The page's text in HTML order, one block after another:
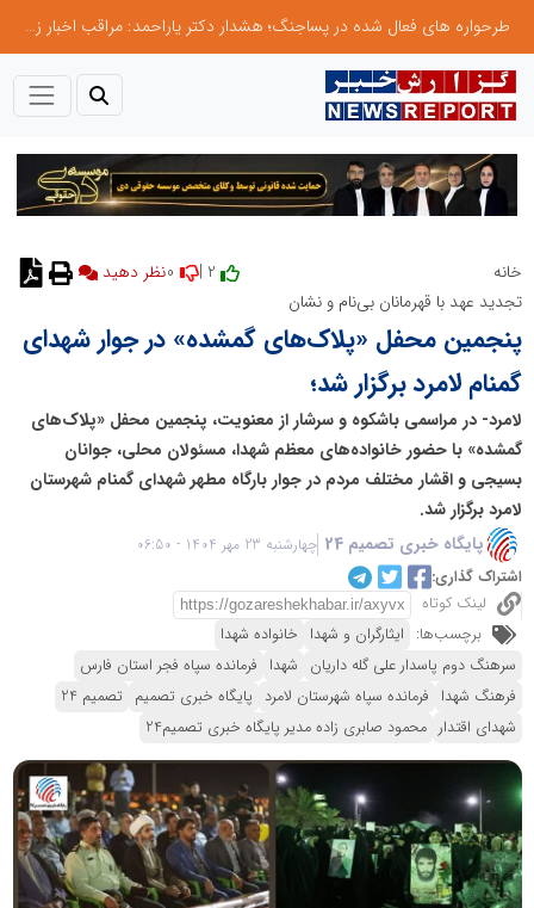
طرحواره های فعال شده در پساجنگ؛ هشدار دکتر یاراحمد: مراقب اخبار زرد و واکنش های هیجانی باشید
خانه
نظر دهید
تجدید عهد با قهرمانان بی‌نام و نشان
پنجمین محفل «پلاک‌های گمشده» در جوار شهدای
گمنام لامرد برگزار شد؛
لامرد- در مراسمی باشکوه و سرشار از معنویت، پنجمین محفل «پلاک‌های
گمشده» با حضور خانواده‌های معظم شهدا، مسئولان محلی، جوانان
بسیجی و اقشار مختلف مردم در جوار بارگاه مطهر شهدای گمنام شهرستان
لامرد برگزار شد.
پایگاه خبری تصمیم 24
چهارشنبه 23 مهر 1404 - 06:50
اشتراک گذاری:
لینک کوتاه
برچسب‌ها: ایثارگران و شهدا خانواده شهدا
سرهنگ دوم پاسدار علی گله داریان شهدا فرمانده سپاه فجر استان فارس
فرهنگ شهدا فرمانده سپاه شهرستان لامرد پایگاه خبری تصمیم تصمیم 24
شهدای اقتدار محمود صابری زاده مدیر پایگاه خبری تصمیم24